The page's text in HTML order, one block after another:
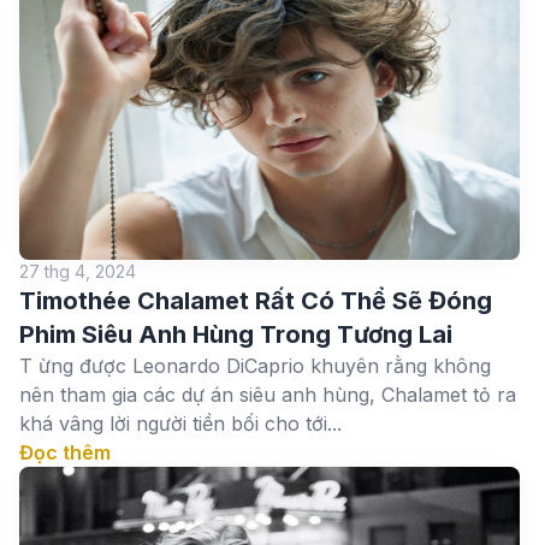
27 thg 4, 2024
Timothée Chalamet Rất Có Thể Sẽ Đóng
Phim Siêu Anh Hùng Trong Tương Lai
T ừng được Leonardo DiCaprio khuyên rằng không
nên tham gia các dự án siêu anh hùng, Chalamet tỏ ra
khá vâng lời người tiền bối cho tới...
Đọc thêm